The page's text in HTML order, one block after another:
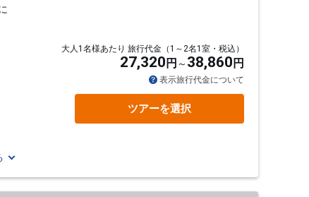
大人1名様あたり 旅行代金（1～2名1室・税込）
27,320 円 38,860 円
表示旅行代金について
ツアーを選択